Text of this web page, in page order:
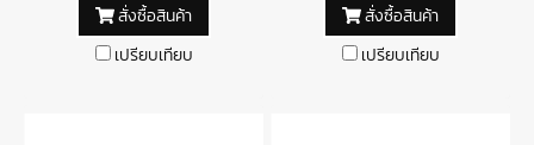
สั่งซื้อสินค้า
เปรียบเทียบ
สั่งซื้อสินค้า
เปรียบเทียบ